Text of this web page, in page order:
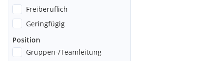
Freiberuflich
Geringfügig
Position
Gruppen-/Teamleitung